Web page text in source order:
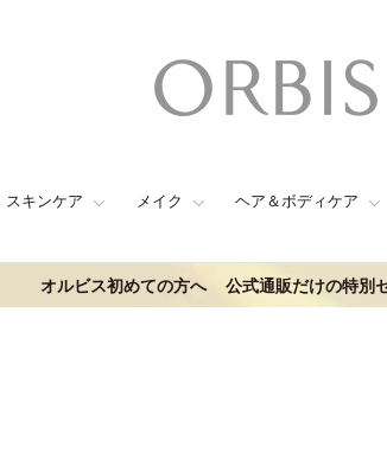
スキンケア メイク ヘア＆ボディケア
オルビス初めての方へ 公式通販だけの特別